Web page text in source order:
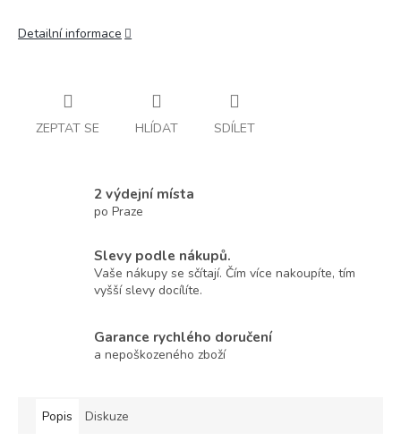
Detailní informace
ZEPTAT SE HLÍDAT SDÍLET
2 výdejní místa
po Praze
Slevy podle nákupů.
Vaše nákupy se sčítají. Čím více nakoupíte, tím
vyšší slevy docílíte.
Garance rychlého doručení
a nepoškozeného zboží
Popis Diskuze